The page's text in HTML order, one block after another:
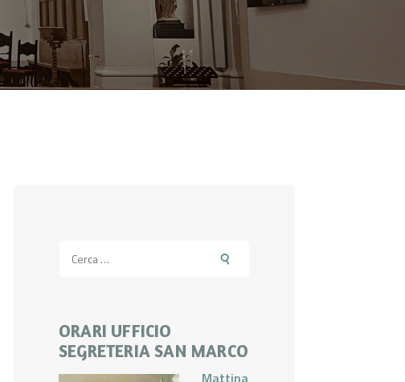
per:
ORARI UFFICIO
SEGRETERIA SAN MARCO
Mattina